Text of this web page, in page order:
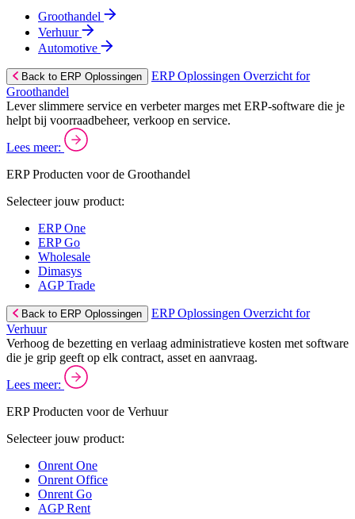
Groothandel
Verhuur
Automotive
Back to ERP Oplossingen
ERP Oplossingen Overzicht for
Groothandel
Lever slimmere service en verbeter marges met ERP-software die je
helpt bij voorraadbeheer, verkoop en service.
Lees meer:
ERP Producten voor de Groothandel
Selecteer jouw product:
ERP One
ERP Go
Wholesale
Dimasys
AGP Trade
Back to ERP Oplossingen
ERP Oplossingen Overzicht for
Verhuur
Verhoog de bezetting en verlaag administratieve kosten met software
die je grip geeft op elk contract, asset en aanvraag.
Lees meer:
ERP Producten voor de Verhuur
Selecteer jouw product:
Onrent One
Onrent Office
Onrent Go
AGP Rent